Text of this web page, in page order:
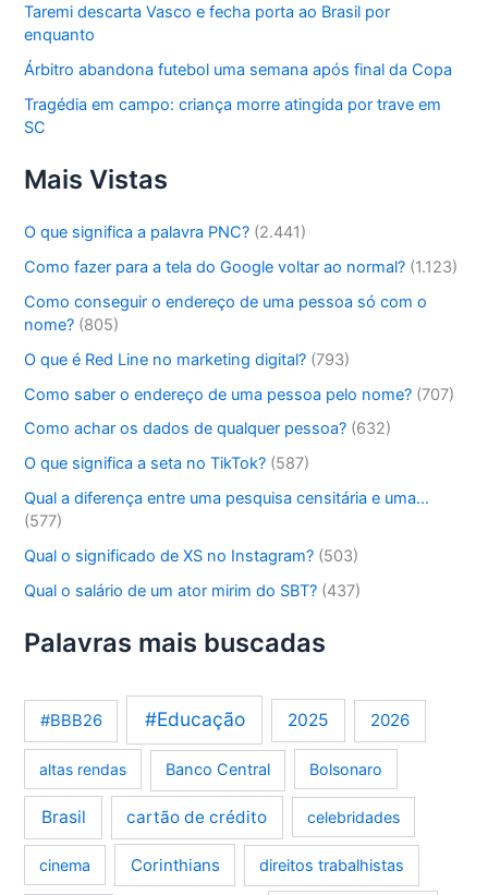
Taremi descarta Vasco e fecha porta ao Brasil por
enquanto
Árbitro abandona futebol uma semana após final da Copa
Tragédia em campo: criança morre atingida por trave em
SC
Mais Vistas
O que significa a palavra PNC? (2.441)
Como fazer para a tela do Google voltar ao normal? (1.123)
Como conseguir o endereço de uma pessoa só com o
nome? (805)
O que é Red Line no marketing digital? (793)
Como saber o endereço de uma pessoa pelo nome? (707)
Como achar os dados de qualquer pessoa? (632)
O que significa a seta no TikTok? (587)
Qual a diferença entre uma pesquisa censitária e uma…
(577)
Qual o significado de XS no Instagram? (503)
Qual o salário de um ator mirim do SBT? (437)
Palavras mais buscadas
#BBB26 #Educação 2025 2026
altas rendas Banco Central Bolsonaro
Brasil cartão de crédito celebridades
cinema Corinthians direitos trabalhistas